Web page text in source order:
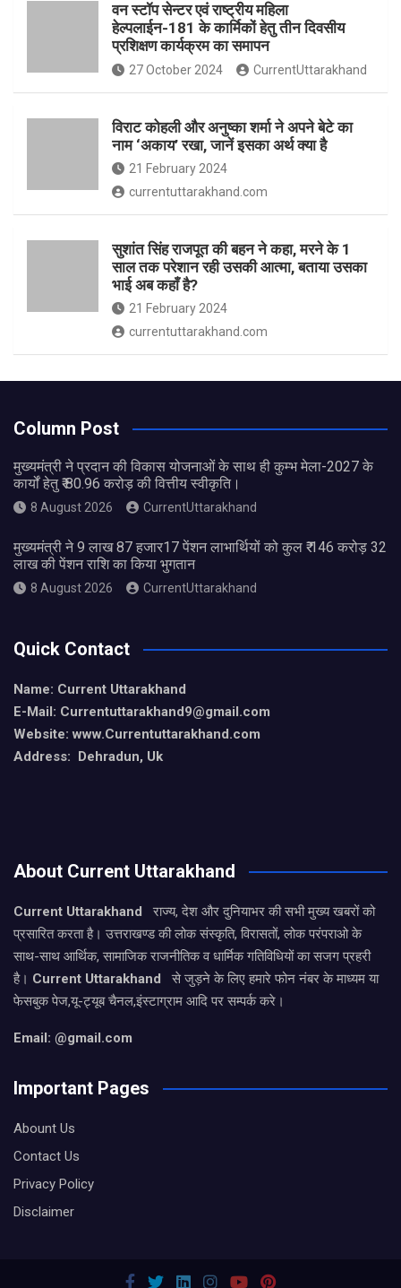
वन स्टॉप सेन्टर एवं राष्ट्रीय महिला
हेल्पलाईन-181 के कार्मिकों हेतु तीन दिवसीय
प्रशिक्षण कार्यक्रम का समापन
27 October 2024 CurrentUttarakhand
विराट कोहली और अनुष्का शर्मा ने अपने बेटे का
नाम ‘अकाय’ रखा, जानें इसका अर्थ क्‍या है
21 February 2024
currentuttarakhand.com
सुशांत सिंह राजपूत की बहन ने कहा, मरने के 1
साल तक परेशान रही उसकी आत्मा, बताया उसका
भाई अब कहाँ है?
21 February 2024
currentuttarakhand.com
Column Post
मुख्यमंत्री ने प्रदान की विकास योजनाओं के साथ ही कुम्भ मेला-2027 के
कार्यों हेतु ₹ 80.96 करोड़ की वित्तीय स्वीकृति।
8 August 2026 CurrentUttarakhand
मुख्यमंत्री ने 9 लाख 87 हजार17 पेंशन लाभार्थियों को कुल ₹ 146 करोड़ 32
लाख की पेंशन राशि का किया भुगतान
8 August 2026 CurrentUttarakhand
Quick Contact
Name: Current Uttarakhand
E-Mail: Currentuttarakhand9@gmail.com
Website: www.Currentuttarakhand.com
Address: Dehradun, Uk
About Current Uttarakhand
Current Uttarakhand
राज्य, देश और दुनियाभर की सभी मुख्य खबरों को
प्रसारित करता है। उत्तराखण्ड की लोक संस्कृति, विरासतों, लोक परंपराओ के
साथ-साथ आर्थिक, सामाजिक राजनीतिक व धार्मिक गतिविधियों का सजग प्रहरी
है। Current Uttarakhand
से जुड़ने के लिए हमारे फोन नंबर के माध्यम या
फेसबुक पेज,यू-ट्यूब चैनल,इंस्टाग्राम आदि पर सम्पर्क करे।
Email: @gmail.com
Important Pages
Abount Us
Contact Us
Privacy Policy
Disclaimer